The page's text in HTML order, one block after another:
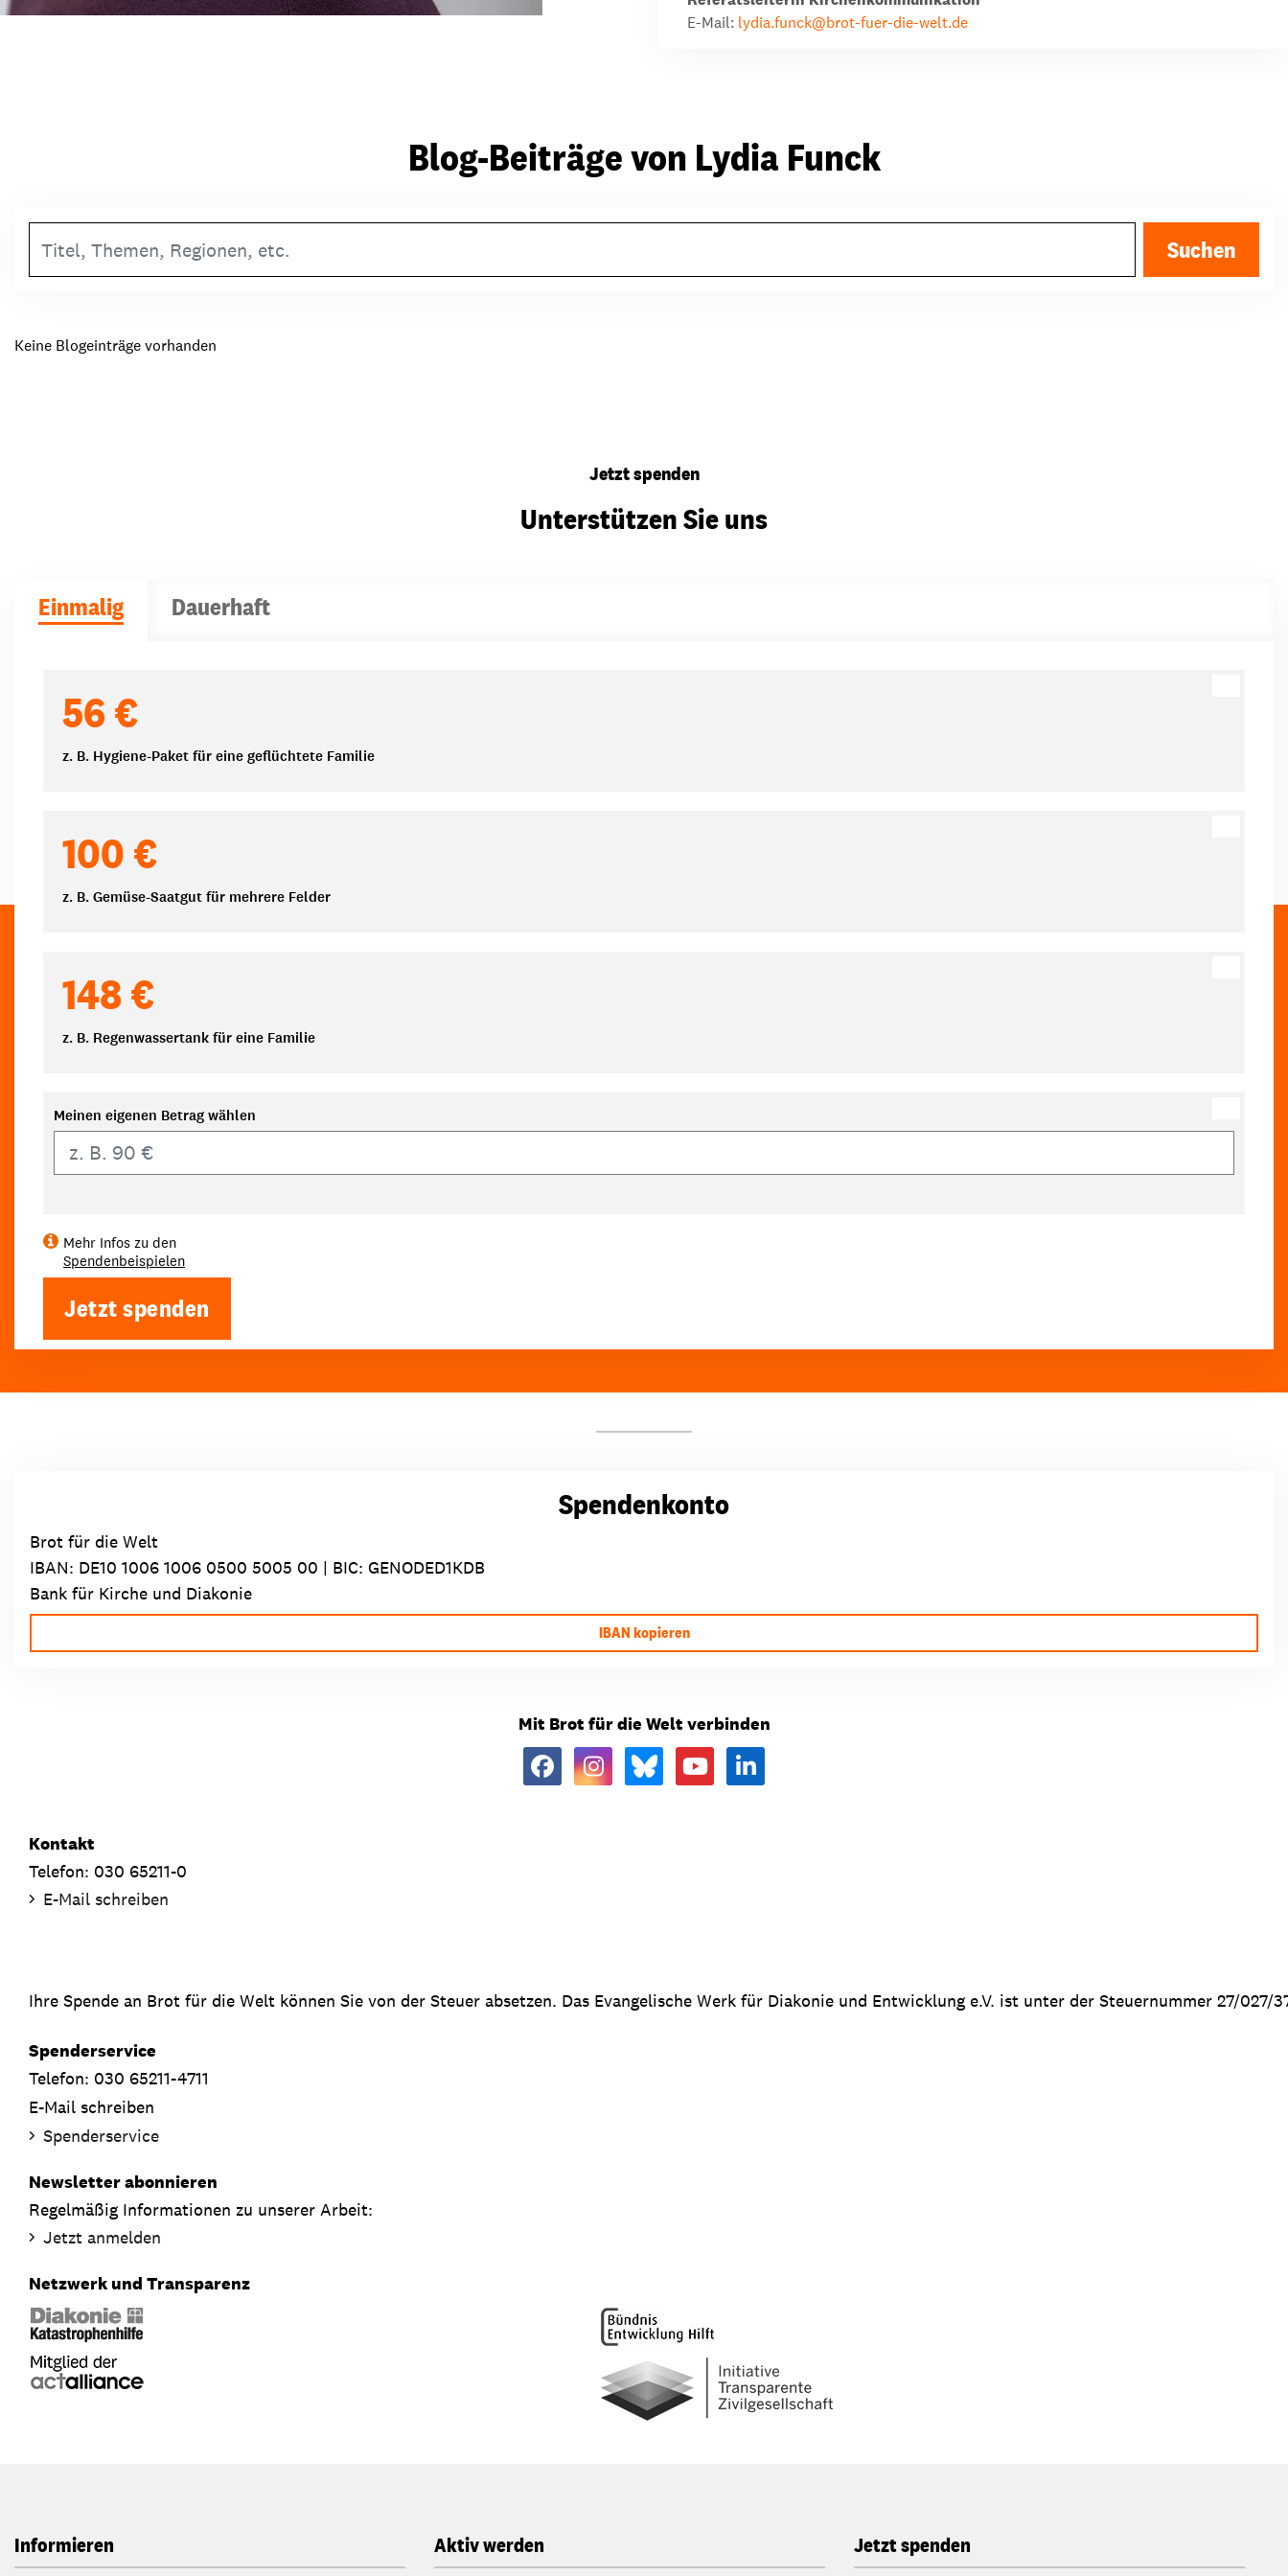
E-Mail: lydia.funck@brot-fuer-die-welt.de
Blog-Beiträge von Lydia Funck
Suchen
Keine Blogeinträge vorhanden
Jetzt spenden
Unterstützen Sie uns
Einmalig Dauerhaft
56 €
z. B. Hygiene-Paket für eine geflüchtete Familie
100 €
z. B. Gemüse-Saatgut für mehrere Felder
148 €
z. B. Regenwassertank für eine Familie
Meinen eigenen Betrag wählen
Mehr Infos zu den
Spendenbeispielen
Jetzt spenden
Spendenkonto
Brot für die Welt
IBAN: DE10 1006 1006 0500 5005 00 | BIC: GENODED1KDB
Bank für Kirche und Diakonie
IBAN kopieren
Mit Brot für die Welt verbinden
Kontakt
Telefon: 030 65211-0
E-Mail schreiben
Ihre Spende an Brot für die Welt können Sie von der Steuer absetzen. Das Evangelische Werk für Diakonie und Entwicklung e.V. ist unter der Steuernummer 27/
Spenderservice
Telefon: 030 65211-4711
E-Mail schreiben
Spenderservice
Newsletter abonnieren
Regelmäßig Informationen zu unserer Arbeit:
Jetzt anmelden
Netzwerk und Transparenz
Informieren Aktiv werden Jetzt spenden